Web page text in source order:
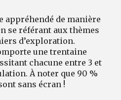
appréhendé de manière
se référant aux thèmes
d’exploration.
une trentaine
chacune entre 3 et
À noter que 90 %
sans écran !